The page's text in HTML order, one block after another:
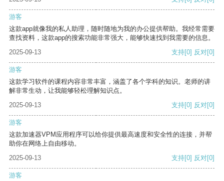
游客
这款app就像我的私人助理，随时随地为我的办公提供帮助。我经常需要
查找资料，这款app的搜索功能非常强大，能够快速找到我需要的信息。
2025-09-13
支持[0] 反对[0]
游客
这款学习软件的课程内容非常丰富，涵盖了各个学科的知识。老师的讲
解非常生动，让我能够轻松理解知识点。
2025-09-13
支持[0] 反对[0]
游客
这款加速器VPM应用程序可以给你提供最高速度和安全性的连接，并帮
助你在网络上自由移动。
2025-09-13
支持[0] 反对[0]
游客